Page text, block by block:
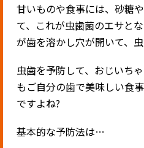
甘いものや食事には、砂糖
て、これが虫歯菌のエサと
が歯を溶かし穴が開いて、
虫歯を予防して、おじいち
もご自分の歯で美味しい食
ですよね?
基本的な予防法は…